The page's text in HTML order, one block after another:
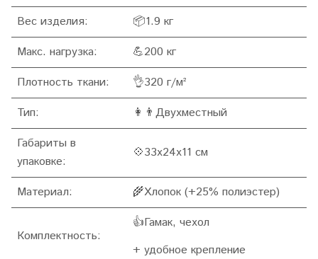
Вес изделия:
📦1.9 кг
Макс. нагрузка:
💪200 кг
Плотность ткани:
👌320 г/м²
Тип:
👩👨Двухместный
Габариты в
упаковке:
💠33x24x11 см
Материал: 🌾Хлопок (+25% полиэстер)
Комплектность:
👍Гамак, чехол
+ удобное крепление